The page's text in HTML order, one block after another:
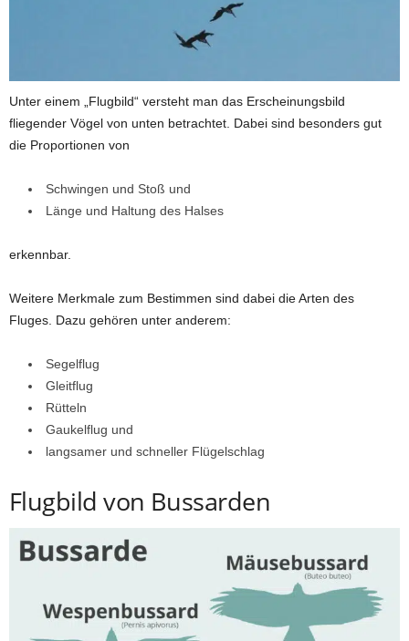
Unter einem „Flugbild“ versteht man das Erscheinungsbild
fliegender Vögel von unten betrachtet. Dabei sind besonders gut
die Proportionen von
Schwingen und Stoß und
Länge und Haltung des Halses
erkennbar.
Weitere Merkmale zum Bestimmen sind dabei die Arten des
Fluges. Dazu gehören unter anderem:
Segelflug
Gleitflug
Rütteln
Gaukelflug und
langsamer und schneller Flügelschlag
Flugbild von Bussarden